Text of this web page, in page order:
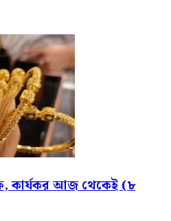
কার্যকর আজ থেকেই (৮